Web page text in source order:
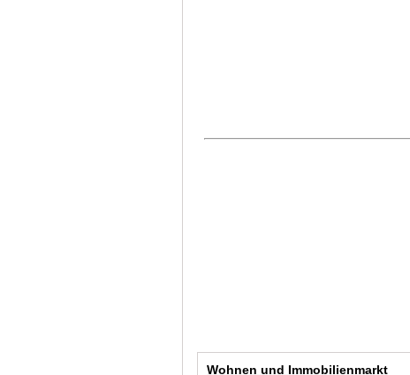
Wohnen und Immobilienmarkt